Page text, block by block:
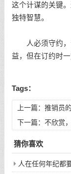
这个计谋的关键
独特智慧。
人必须守约，
益，但在订约时
Tags：
上一篇： 推销员
下一篇： 不欣赏
猜你喜欢
人在任何年纪都